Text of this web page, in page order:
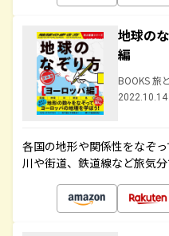
地球の
編
BOOKS 旅
2022.10.14
各国の地形や関係性をなぞ
川や街道、鉄道線など旅気